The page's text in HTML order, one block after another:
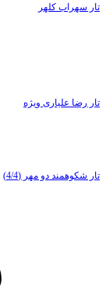
تار سهراب کلهر
تار رضا علیاری ویژه
تار شکوهمند دو مهر (4/4)